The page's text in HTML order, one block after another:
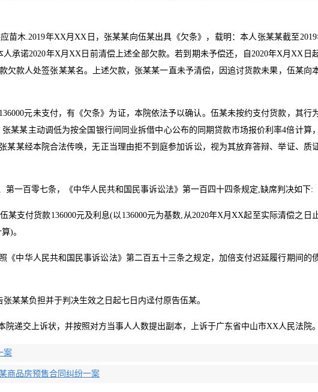
苗木.2019年XX月XX日，张某某向伍某出具《欠条》，载明：本人张某某截至
承诺2020年X月XX日前清偿上述全部欠款。若到期未予偿还，自2020年X月XX日
欠款人处签张某某名。上述欠款，张某某一直未予清偿，因追讨货款未果，伍某向
元未支付，有《欠条》为证，本院依法予以确认。伍某未按约支付货款，其行
某某主动调低为按全国银行间同业拆借中心公布的同期贷款市场报价利率4倍计算
某某经本院合法传唤，无正当理由拒不到庭参加诉讼，视为其放弃答辩、举证、质
一百零七条，《中华人民共和国民事诉讼法》第一百四十四条规定,缺席判决如下:
支付货款136000元及利息(以136000元为基数,从2020年X月XX起至实际清偿之日
)。
《中华人民共和国民事诉讼法》第二百五十三条之规定，加倍支付迟延履行期间的
某某负担并于判决生效之日起七日内迳付原告伍某。
递交上诉状，并按照对方当事人人数提出副本，上诉于广东省中山市XX人民法院。
案
商品房预售合同纠纷一案